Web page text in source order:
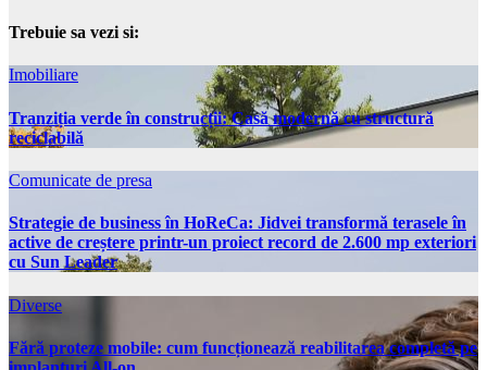
Trebuie sa vezi si:
Imobiliare
Tranziția verde în construcții: Casă modernă cu structură
reciclabilă
Comunicate de presa
Strategie de business în HoReCa: Jidvei transformă terasele în
active de creștere printr-un proiect record de 2.600 mp exteriori
cu Sun Leader
Diverse
Fără proteze mobile: cum funcționează reabilitarea completă pe